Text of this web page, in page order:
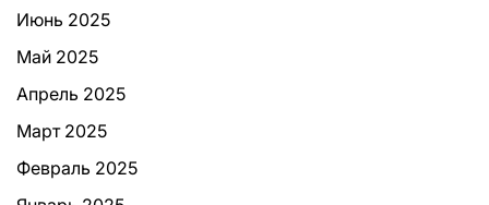
Июнь 2025
Май 2025
Апрель 2025
Март 2025
Февраль 2025